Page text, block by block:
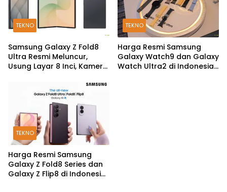
TEKNO
Samsung Galaxy Z Fold8
Ultra Resmi Meluncur,
Usung Layar 8 Inci, Kamera
TEKNO
Harga Resmi Samsung
Galaxy Watch9 dan Galaxy
Watch Ultra2 di Indonesia,
TEKNO
Harga Resmi Samsung
Galaxy Z Fold8 Series dan
Galaxy Z Flip8 di Indonesia,